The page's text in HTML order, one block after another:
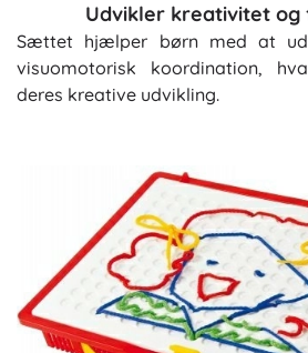
Udvikler kreativitet
Sættet hjælper børn med at
visuomotorisk koordination,
deres kreative udvikling.